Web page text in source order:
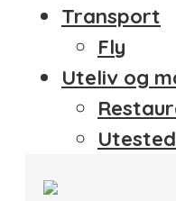
Transport
Fly
Uteliv og